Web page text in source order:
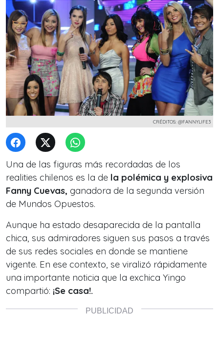
CRÉDITOS: @FANNYLIFE3
Una de las figuras más recordadas de los
realities chilenos es la de la polémica y explosiva
Fanny Cuevas, ganadora de la segunda versión
de Mundos Opuestos.
Aunque ha estado desaparecida de la pantalla
chica, sus admiradores siguen sus pasos a través
de sus redes sociales en donde se mantiene
vigente. En ese contexto, se viralizó rápidamente
una importante noticia que la exchica Yingo
compartió: ¡Se casa!.